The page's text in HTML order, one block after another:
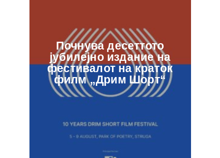
Почнува десеттото
јубилејно издание на
фестивалот на краток
филм „Дрим Шорт“